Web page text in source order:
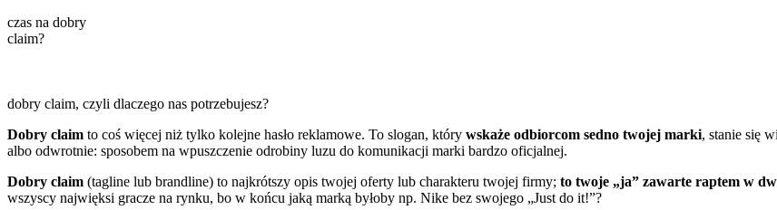
czas na dobry
claim?
dobry claim, czyli dlaczego nas potrzebujesz?
Dobry claim to coś więcej niż tylko kolejne hasło reklamowe. To slogan, który wskaże odbiorcom sedno twojej marki, stanie się
albo odwrotnie: sposobem na wpuszczenie odrobiny luzu do komunikacji marki bardzo oficjalnej.
Dobry claim (tagline lub brandline) to najkrótszy opis twojej oferty lub charakteru twojej firmy; to twoje „ja” zawarte raptem w
wszyscy najwięksi gracze na rynku, bo w końcu jaką marką byłoby np. Nike bez swojego „Just do it!”?